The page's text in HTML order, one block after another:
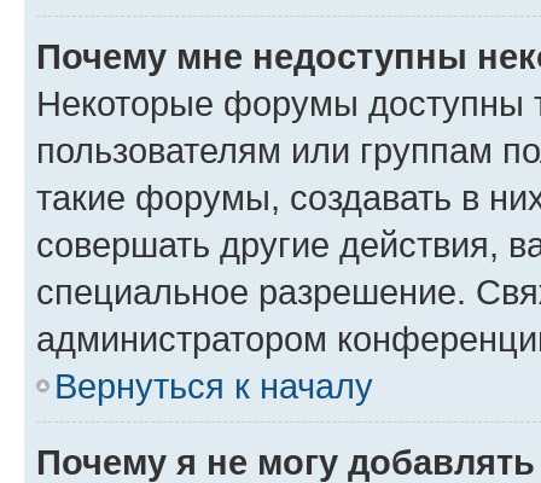
Почему мне недоступны
Некоторые форумы доступны
пользователям или группам
такие форумы, создавать в
совершать другие действия,
специальное разрешение.
администратором
Вернуться к началу
Почему я не могу